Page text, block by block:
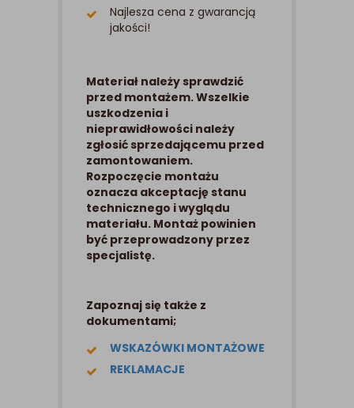
Najlesza cena z gwarancją
jakości!
Materiał należy sprawdzić
przed montażem. Wszelkie
uszkodzenia i
nieprawidłowości należy
zgłosić sprzedającemu przed
zamontowaniem.
Rozpoczęcie montażu
oznacza akceptację stanu
technicznego i wyglądu
materiału. Montaż powinien
być przeprowadzony przez
specjalistę.
Zapoznaj się także z
dokumentami;
WSKAZÓWKI MONTAŻOWE
REKLAMACJE